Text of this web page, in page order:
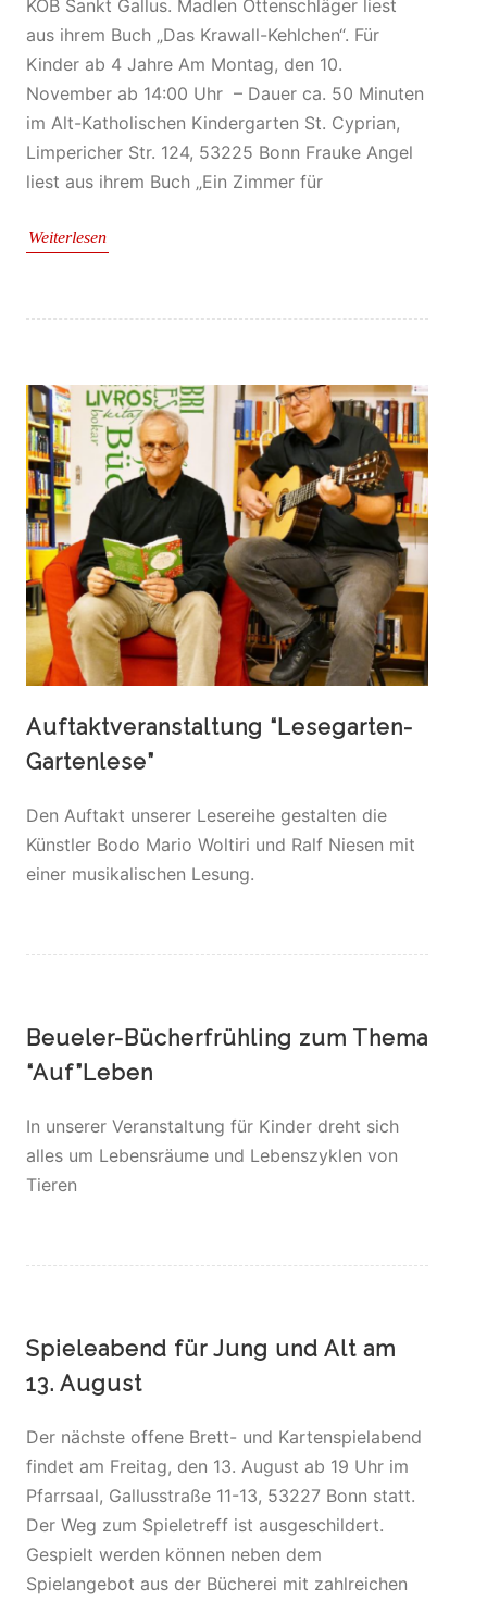
KÖB Sankt Gallus. Madlen Ottenschläger liest
aus ihrem Buch „Das Krawall-Kehlchen“. Für
Kinder ab 4 Jahre Am Montag, den 10.
November ab 14:00 Uhr – Dauer ca. 50 Minuten
im Alt-Katholischen Kindergarten St. Cyprian,
Limpericher Str. 124, 53225 Bonn Frauke Angel
liest aus ihrem Buch „Ein Zimmer für
Weiterlesen
Auftaktveranstaltung “Lesegarten-
Gartenlese”
Den Auftakt unserer Lesereihe gestalten die
Künstler Bodo Mario Woltiri und Ralf Niesen mit
einer musikalischen Lesung.
Beueler-Bücherfrühling zum Thema
“Auf”Leben
In unserer Veranstaltung für Kinder dreht sich
alles um Lebensräume und Lebenszyklen von
Tieren
Spieleabend für Jung und Alt am
13. August
Der nächste offene Brett- und Kartenspielabend
findet am Freitag, den 13. August ab 19 Uhr im
Pfarrsaal, Gallusstraße 11-13, 53227 Bonn statt.
Der Weg zum Spieletreff ist ausgeschildert.
Gespielt werden können neben dem
Spielangebot aus der Bücherei mit zahlreichen